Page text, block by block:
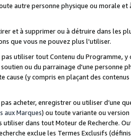
autre personne physique ou morale
et à supprimer ou à détruire dans les
que vous ne pouvez plus l'utiliser.
pas utiliser tout Contenu du Programme,
ou du parrainage d'une personne
cause (y compris en plaçant des
pas acheter, enregistrer ou utiliser d’une
aux Marques) ou toute variante ou
utiliser dans tout Moteur de Recherche.
exclue les Termes Exclusifs